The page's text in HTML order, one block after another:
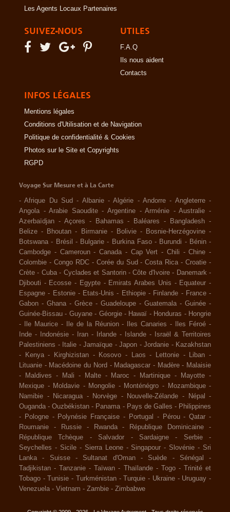
Les Agents Locaux Partenaires
SUIVEZ-NOUS UTILES
F.A.Q
Ils nous aident
Contacts
INFOS LÉGALES
Mentions légales
Conditions d'Utilisation et de Navigation
Politique de confidentialité & Cookies
Photos sur le Site et Copyrights
RGPD
Voyage Sur Mesure et à La Carte
-Afrique Du Sud - Albanie -Algérie -Andorre - Angleterre -
Angola -Arabie Saoudite -Argentine -Arménie -Australie -
Azerbaïdjan - Açores - Bahamas - Baléares - Bangladesh -
Belize - Bhoutan - Birmanie - Bolivie - Bosnie-Herzégovine -
Botswana - Brésil - Bulgarie - Burkina Faso - Burundi - Bénin -
Cambodge - Cameroun - Canada - Cap Vert - Chili -Chine -
Colombie - Congo RDC - Corée du Sud -Costa Rica -Croatie -
Crète - Cuba - Cyclades et Santorin -Côte d'Ivoire - Danemark -
Djibouti - Ecosse - Egypte - Emirats Arabes Unis - Equateur -
Espagne - Estonie - Etats-Unis - Ethiopie - Finlande - France -
Gabon - Ghana - Grèce - Guadeloupe - Guatemala - Guinée -
Guinée-Bissau - Guyane - Géorgie - Hawaï - Honduras - Hongrie
-
Ile Maurice - Ile de la Réunion - Iles Canaries - Iles Féroé -
Inde - Indonésie - Iran - Irlande - Islande -
Israël & Territoires
Palestiniens - Italie - Jamaïque - Japon - Jordanie - Kazakhstan
-
Kenya - Kirghizistan - Kosovo - Laos - Lettonie - Liban -
Lituanie - Macédoine du Nord - Madagascar - Madère - Malaisie
-
Maldives - Mali - Malte - Maroc - Martinique - Mayotte -
Mexique - Moldavie - Mongolie - Monténégro - Mozambique -
Namibie - Nicaragua - Norvège - Nouvelle-Zélande - Népal
-
Ouganda -Ouzbékistan - Panama - Pays de Galles - Philippines
-
Pologne - Polynésie Française - Portugal - Pérou -Qatar -
Roumanie
- Russie - Rwanda - République Dominicaine
-
République Tchèque
- Salvador - Sardaigne - Serbie
-
Seychelles - Sicile - Sierra Leone - Singapour - Slovénie - Sri
Lanka
- Suisse - Sultanat d'Oman - Suède - Sénégal
-
Tadjikistan -Tanzanie -Taïwan - Thaïlande - Togo - Trinité et
Tobago -Tunisie - Turkménistan -Turquie - Ukraine - Uruguay -
Venezuela - Vietnam - Zambie - Zimbabwe